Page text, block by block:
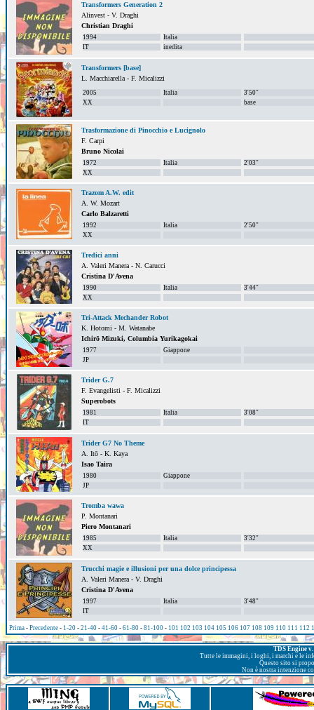
Transformers Generation 2
Alinvest - V. Draghi
Christian Draghi
1994
Italia
IT
inedita
Transformers [base]
L. Macchiarella - F. Micalizzi
2005 Italia
3'50''
XX
base
Trasformazione di Pinocchio e Lucignolo
F. Carpi
Bruno Nicolai
1972 Italia
2'03''
XX
Trazom A.W. edit
A. W. Mozart
Carlo Balzaretti
1992 Italia
2'50''
XX
Tredici anni
A. Valeri Manera - N. Carucci
Cristina D'Avena
1990 Italia
3'44''
XX
Tri-Attack Mechander Robot
K. Hotomi - M. Watanabe
Ichirō Mizuki, Columbia Yurikagokai
1977
Giappone
JP
Trider G.7
F. Evangelisti - F. Micalizzi
Superobots
1981 Italia
3'08''
IT
Trider G7 No Theme
A. Itō - K. Kaya
Isao Taira
1980
Giappone
JP
Tromba wawa
P. Montanari
Piero Montanari
1985 Italia
3'32''
XX
Trucchi magie e illusioni per una dolce principessa
A. Valeri Manera - V. Draghi
Cristina D'Avena
1997 Italia
3'48''
IT
Prima - Precedente - 1-20 - 21-40 - 41-60 - 61-80 - 81-100 - 101 102 103 104 105 106 107 108 109 110 111 112
TDS Engine
Tutte le immagini, i loghi, i marchi e le
Questo sito si
Non è nostra intenzione